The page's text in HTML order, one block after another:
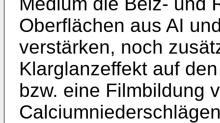
Oberflächen aus AI
verstärken, noch
Klarglanzeffekt auf
bzw. eine Filmbildung